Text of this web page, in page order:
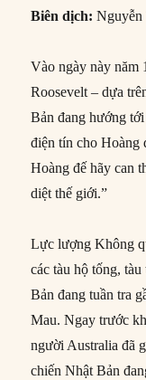
Biên dịch:
Vào ngày này năm
Roosevelt – dựa
Bản đang hướng
điện tín cho Hoàng
Hoàng đế hãy can
diệt thế giới.”
Lực lượng Không
các tàu hộ tống,
Bản đang tuần tra
Mau. Ngay trước
người Australia đã
chiến Nhật Bản